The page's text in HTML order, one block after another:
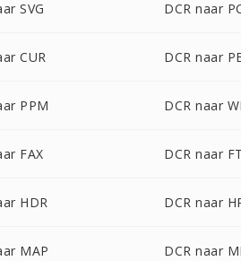
SVG DCR naar
CUR DCR naar
PPM DCR naar
FAX DCR naar
HDR DCR naar
MAP DCR naar